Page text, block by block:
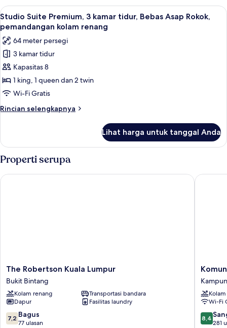
Rokok,
pemandangan
kolam
renang
Suite
Premium,
2
kamar
tidur,
Bebas
Asap
Rokok,
pemandangan
renang
Lihat
semua
foto
untuk
Studio
Suite
Premium,
3
kamar
tidur,
Asap
Rokok,
pemandangan
kolam
Seprai premium, meja kerja, kedap
5
Studio Suite Premium, 3 kamar tidur, Bebas Asap Rokok,
pemandangan kolam renang
64 meter persegi
3 kamar tidur
Kapasitas 8
1 king, 1 queen dan 2 twin
Wi-Fi Gratis
Rincian selengkapnya
Rincian
Studio
Suite
Premium,
kamar
Lihat harga untuk tanggal Anda
Properti serupa
The
Robertson
Kuala
Lumpur
Bukit
Bintang
The Robertson Kuala Lumpur
Bukit Bintang
Kolam renang
Transportasi bandara
Dapur
Fasilitas laundry
7.2
dari
7,2 Bagus
77 ulasan
The Robertson Kuala Lumpur
Komune
Living
Kerinchi
Wi-Fi
8.4
dari
8,4
281